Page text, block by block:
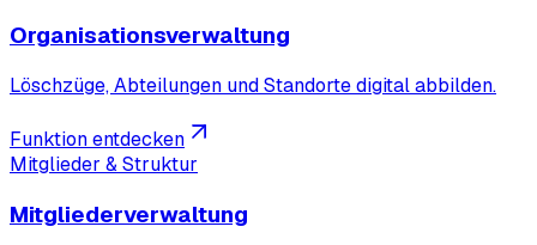
Organisationsverwaltung
Löschzüge, Abteilungen und Standorte digital abbilden.
Funktion entdecken
Mitglieder & Struktur
Mitgliederverwaltung